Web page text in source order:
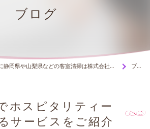
ブログ
神奈川県の箱根を中心に静岡県や山梨県などの客室清掃は株式会社エタニティー ブログ
ホスピタリティー
サービスをご紹介